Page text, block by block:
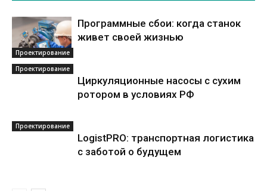
Проектирование
Программные сбои: когда станок
живет своей жизнью
Проектирование
Циркуляционные насосы с сухим
ротором в условиях РФ
Проектирование
LogistPRO: транспортная логистика
с заботой о будущем